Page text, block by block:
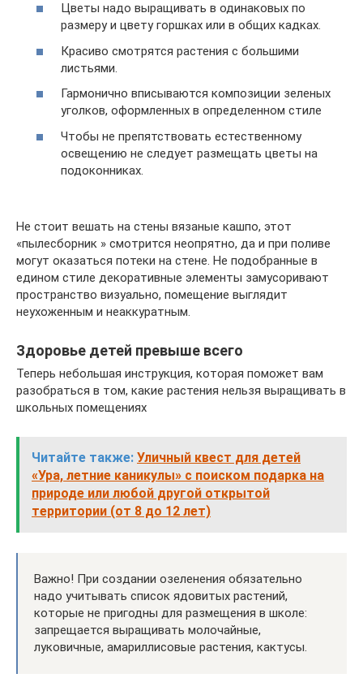
Цветы надо выращивать в одинаковых по
размеру и цвету горшках или в общих кадках.
Красиво смотрятся растения с большими
листьями.
Гармонично вписываются композиции зеленых
уголков, оформленных в определенном стиле
Чтобы не препятствовать естественному
освещению не следует размещать цветы на
подоконниках.
Не стоит вешать на стены вязаные кашпо, этот
«пылесборник » смотрится неопрятно, да и при поливе
могут оказаться потеки на стене. Не подобранные в
едином стиле декоративные элементы замусоривают
пространство визуально, помещение выглядит
неухоженным и неаккуратным.
Здоровье детей превыше всего
Теперь небольшая инструкция, которая поможет вам
разобраться в том, какие растения нельзя выращивать в
школьных помещениях
Читайте также: Уличный квест для детей
«Ура, летние каникулы» с поиском подарка на
природе или любой другой открытой
территории (от 8 до 12 лет)
Важно! При создании озеленения обязательно
надо учитывать список ядовитых растений,
которые не пригодны для размещения в школе:
запрещается выращивать молочайные,
луковичные, амариллисовые растения, кактусы.